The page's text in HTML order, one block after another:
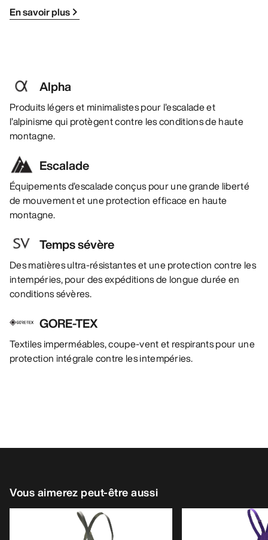
En savoir plus
Alpha
Produits légers et minimalistes pour l’escalade et
l’alpinisme qui protègent contre les conditions de haute
montagne.
Escalade
Équipements d’escalade conçus pour une grande liberté
de mouvement et une protection efficace en haute
montagne.
Temps sévère
Des matières ultra-résistantes et une protection contre les
intempéries, pour des expéditions de longue durée en
conditions sévères.
GORE-TEX
Textiles imperméables, coupe-vent et respirants pour une
protection intégrale contre les intempéries.
Vous aimerez peut-être aussi